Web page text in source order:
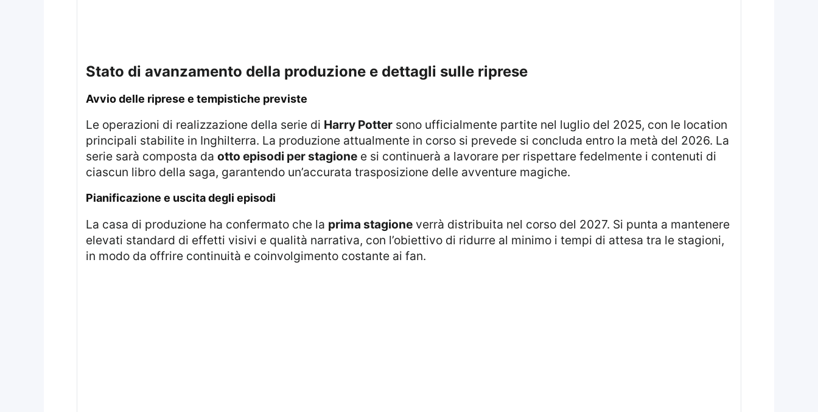
stato di avanzamento della produzione e dettagli sulle riprese
avvio delle riprese e tempistiche previste
Le operazioni di realizzazione della serie di Harry Pottersono ufficialmente partite nel luglio del 2025, con le location
principali stabilite in Inghilterra. La produzione attualmente in corso si prevede si concluda entro la metà del 2026. La
serie sarà composta da otto episodi per stagionee si continuerà a lavorare per rispettare fedelmente i contenuti di
ciascun libro della saga, garantendo un’accurata trasposizione delle avventure magiche.
pianificazione e uscita degli episodi
La casa di produzione ha confermato che la prima stagioneverrà distribuita nel corso del 2027. Si punta a mantenere
elevati standard di effetti visivi e qualità narrativa, con l’obiettivo di ridurre al minimo i tempi di attesa tra le stagioni,
in modo da offrire continuità e coinvolgimento costante ai fan.